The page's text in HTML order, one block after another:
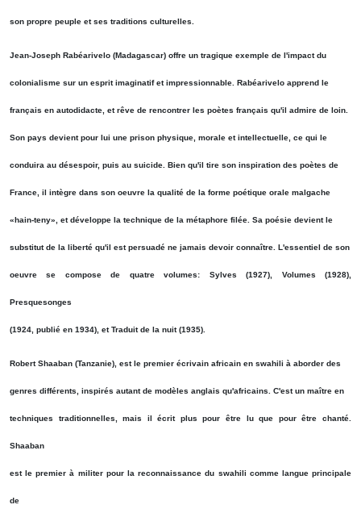
son propre peuple et ses traditions culturelles.
Jean-Joseph Rabéarivelo (Madagascar) offre un tragique exemple de l'impact du
colonialisme sur un esprit imaginatif et impressionnable. Rabéarivelo apprend le
français en autodidacte, et rêve de rencontrer les poètes français qu'il admire de loin.
Son pays devient pour lui une prison physique, morale et intellectuelle, ce qui le
conduira au désespoir, puis au suicide. Bien qu'il tire son inspiration des poètes de
France, il intègre dans son oeuvre la qualité de la forme poétique orale malgache
«hain-teny», et développe la technique de la métaphore filée. Sa poésie devient le
substitut de la liberté qu'il est persuadé ne jamais devoir connaître. L'essentiel de son
oeuvre se compose de quatre volumes: Sylves (1927), Volumes (1928),
Presquesonges
(1924, publié en 1934), et Traduit de la nuit (1935).
Robert Shaaban (Tanzanie), est le premier écrivain africain en swahili à aborder des
genres différents, inspirés autant de modèles anglais qu'africains. C'est un maître en
techniques traditionnelles, mais il écrit plus pour être lu que pour être chanté.
Shaaban
est le premier à militer pour la reconnaissance du swahili comme langue principale
de